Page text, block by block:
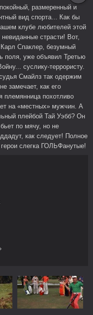
размеренный и
вид спорта... Как бы
клубе любителей этой
невиданные страсти! Вот,
Спаклер, безумный
поля, уже объявил Третью
суслику-террористу.
Смайлз так одержим
замечает, как его
племянница похотливо
на «местных» мужчин. А
плейбой Тай Уэбб? Он
по мячу, но не
как следует! Полное
слегка ГОЛЬФанутые!